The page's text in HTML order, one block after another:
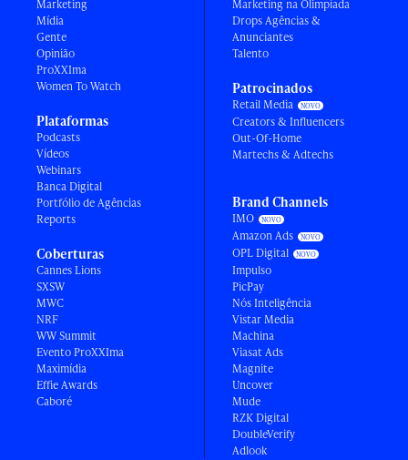
Marketing
Mídia
Gente
Opinião
ProXXIma
Women To Watch
Plataformas
Podcasts
Vídeos
Webinars
Banca Digital
Portfólio de Agências
Reports
Coberturas
Cannes Lions
SXSW
MWC
NRF
WW Summit
Evento ProXXIma
Maximídia
Effie Awards
Caboré
Marketing na Olimpíada
Drops Agências &
Anunciantes
Talento
Patrocinados
Retail Media
Creators & Influencers
Out-Of-Home
Martechs & Adtechs
Brand Channels
IMO
Amazon Ads
OPL Digital
Impulso
PicPay
Nós Inteligência
Vistar Media
Machina
Viasat Ads
Magnite
Uncover
Mude
RZK Digital
DoubleVerify
Adlook